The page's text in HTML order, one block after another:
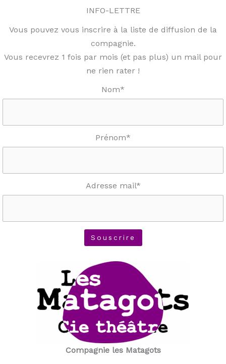
INFO-LETTRE
Vous pouvez vous inscrire à la liste de diffusion de la
compagnie.
Vous recevrez 1 fois par mois (et pas plus) un mail pour
ne rien rater !
Nom*
Prénom*
Adresse mail*
Compagnie les Matagots